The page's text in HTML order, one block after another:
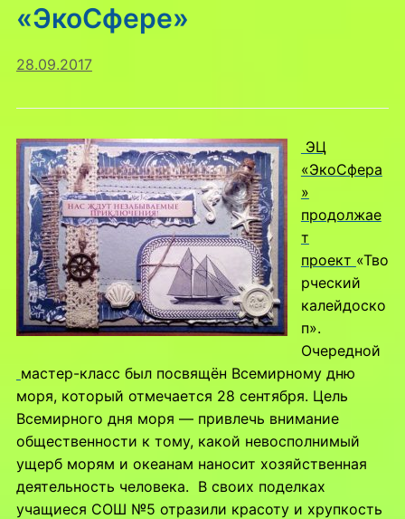
«ЭкоСфере»
28.09.2017
ЭЦ
«ЭкоСфера
»
продолжае
т
проект «Тво
рческий
калейдоско
п».
Очередной
мастер-класс был посвящён Всемирному дню
моря, который отмечается 28 сентября. Цель
Всемирного дня моря — привлечь внимание
общественности к тому, какой невосполнимый
ущерб морям и океанам наносит хозяйственная
деятельность человека. В своих поделках
учащиеся СОШ №5 отразили красоту и хрупкость